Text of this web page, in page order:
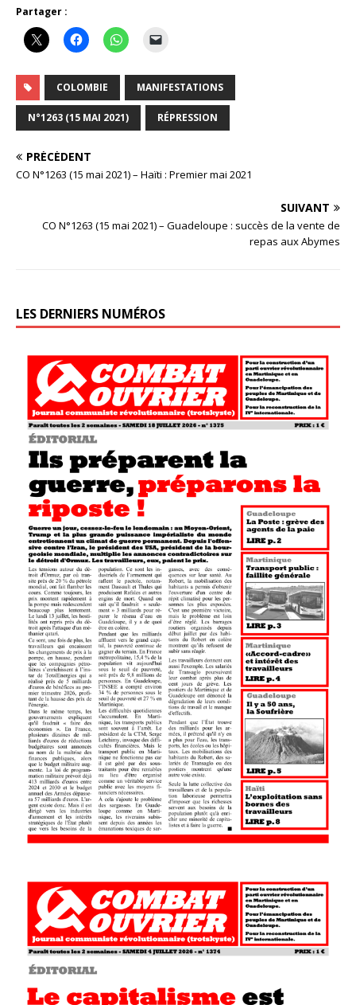
Partager :
COLOMBIE MANIFESTATIONS
N°1263 (15 MAI 2021) RÉPRESSION
PRÉCÉDENT
CO N°1263 (15 mai 2021) – Haïti : Premier mai 2021
SUIVANT
CO N°1263 (15 mai 2021) – Guadeloupe : succès de la vente de
repas aux Abymes
LES DERNIERS NUMÉROS